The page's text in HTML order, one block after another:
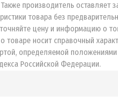
производитель оставляет
товара без
цену и информацию о
носит справочный
определяемой положениями
Российской Федерации.